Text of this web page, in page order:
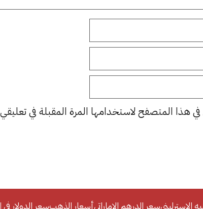
في هذا المتصفح لاستخدامها المرة المقبلة في
الإسترلينيسعر الدرهم الإماراتيأسعار الذهبسعر الدولار في